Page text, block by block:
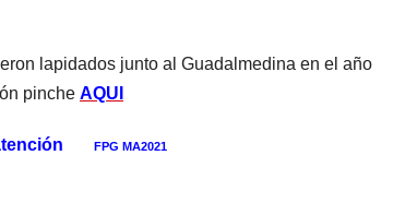
lapidados junto al Guadalmedina en el año
pinche AQUI
FPG MA2021